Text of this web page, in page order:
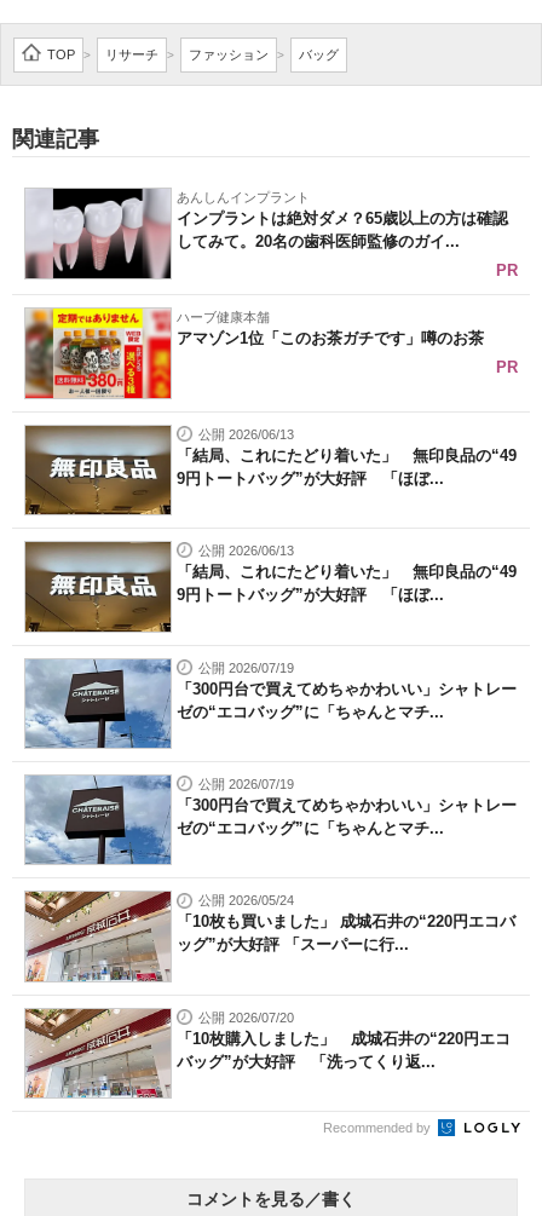
TOP > リサーチ > ファッション > バッグ
関連記事
あんしんインプラント
インプラントは絶対ダメ？65歳以上の方は確認
してみて。20名の歯科医師監修のガイ...
PR
ハーブ健康本舗
アマゾン1位「このお茶ガチです」噂のお茶
PR
公開 2026/06/13
「結局、これにたどり着いた」 無印良品の“49
9円トートバッグ”が大好評 「ほぼ...
公開 2026/06/13
「結局、これにたどり着いた」 無印良品の“49
9円トートバッグ”が大好評 「ほぼ...
公開 2026/07/19
「300円台で買えてめちゃかわいい」シャトレー
ゼの“エコバッグ”に「ちゃんとマチ...
公開 2026/07/19
「300円台で買えてめちゃかわいい」シャトレー
ゼの“エコバッグ”に「ちゃんとマチ...
公開 2026/05/24
「10枚も買いました」 成城石井の“220円エコバ
ッグ”が大好評 「スーパーに行...
公開 2026/07/20
「10枚購入しました」 成城石井の“220円エコ
バッグ”が大好評 「洗ってくり返...
Recommended by
コメントを見る／書く